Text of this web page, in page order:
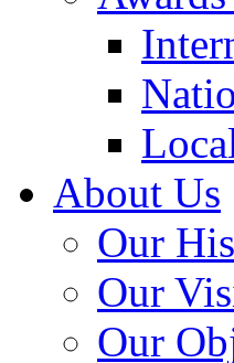
About Us
Our
Our
Our